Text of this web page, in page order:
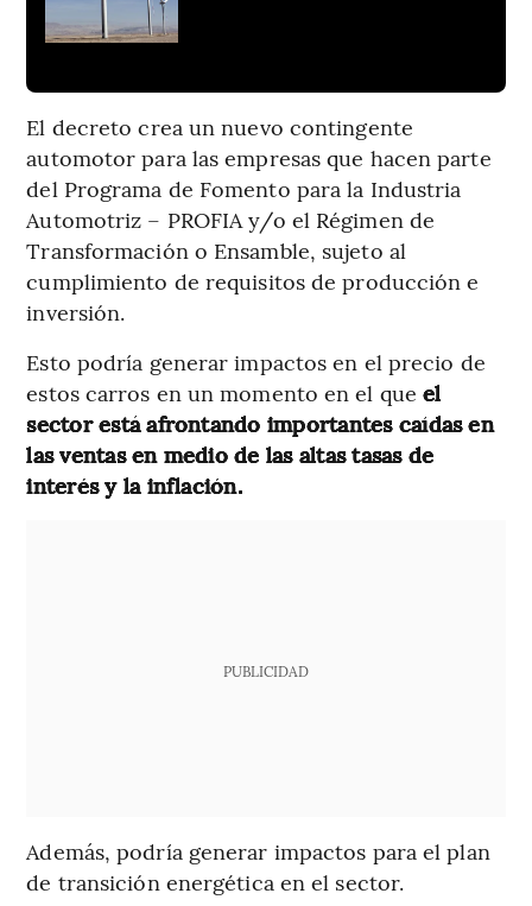
El decreto crea un nuevo contingente
automotor para las empresas que hacen parte
del Programa de Fomento para la Industria
Automotriz – PROFIA y/o el Régimen de
Transformación o Ensamble, sujeto al
cumplimiento de requisitos de producción e
inversión.
Esto podría generar impactos en el precio de
estos carros en un momento en el que el
sector está afrontando importantes caídas en
las ventas en medio de las altas tasas de
interés y la inflación.
PUBLICIDAD
Además, podría generar impactos para el plan
de transición energética en el sector.